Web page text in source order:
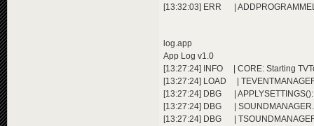
[13:32:03] ERR |
log.app
App Log v1.0
[13:27:24] INFO | CORE: Starting
[13:27:24] LOAD |
[13:27:24] DBG |
[13:27:24] DBG |
[13:27:24] DBG |